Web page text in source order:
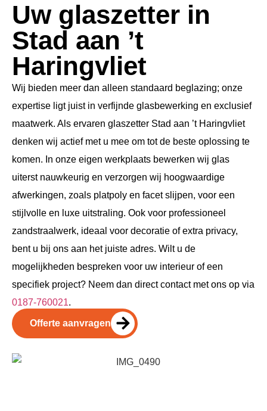
Uw glaszetter in
Stad aan ’t
Haringvliet
Wij bieden meer dan alleen standaard beglazing; onze
expertise ligt juist in verfijnde glasbewerking en exclusief
maatwerk. Als ervaren glaszetter Stad aan ’t Haringvliet
denken wij actief met u mee om tot de beste oplossing te
komen. In onze eigen werkplaats bewerken wij glas
uiterst nauwkeurig en verzorgen wij hoogwaardige
afwerkingen, zoals platpoly en facet slijpen, voor een
stijlvolle en luxe uitstraling. Ook voor professioneel
zandstraalwerk, ideaal voor decoratie of extra privacy,
bent u bij ons aan het juiste adres. Wilt u de
mogelijkheden bespreken voor uw interieur of een
specifiek project? Neem dan direct contact met ons op via
0187-760021.
Offerte aanvragen